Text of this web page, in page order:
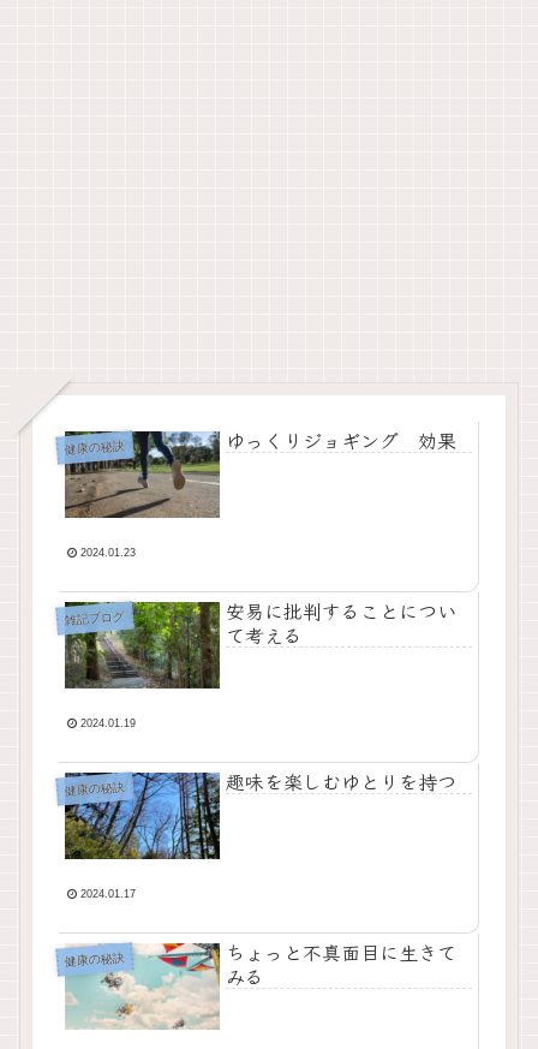
健康の秘訣 ゆっくりジョギング 効果
2024.01.23
雑記ブログ
安易に批判することについ
て考える
2024.01.19
健康の秘訣 趣味を楽しむゆとりを持つ
2024.01.17
健康の秘訣
ちょっと不真面目に生きて
みる